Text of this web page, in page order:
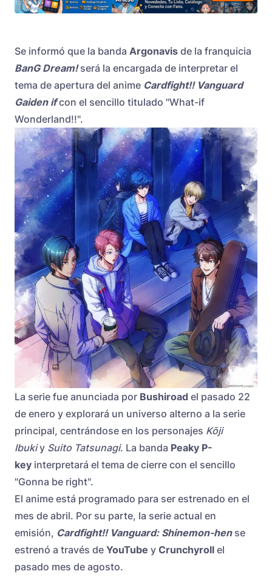
Se informó que la banda Argonavis de la franquicia
BanG Dream!será la encargada de interpretar el
tema de apertura del anime Cardfight!! Vanguard
Gaiden ifcon el sencillo titulado "What-if
Wonderland!!".
La serie fue anunciada por Bushiroad el pasado 22
de enero y explorará un universo alterno a la serie
principal, centrándose en los personajes Kōji
Ibukiy Suito Tatsunagi. La banda Peaky P-
key interpretará el tema de cierre con el sencillo
"Gonna be right".
El anime está programado para ser estrenado en el
mes de abril. Por su parte, la serie actual en
emisión, Cardfight!! Vanguard: Shinemon-hense
estrenó a través de YouTube y Crunchyroll el
pasado mes de agosto.